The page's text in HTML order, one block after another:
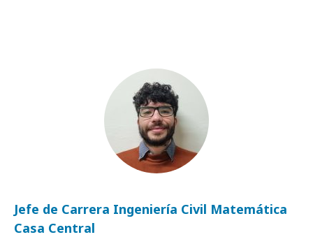
Jefe de Carrera Ingeniería Civil Matemática
Casa Central